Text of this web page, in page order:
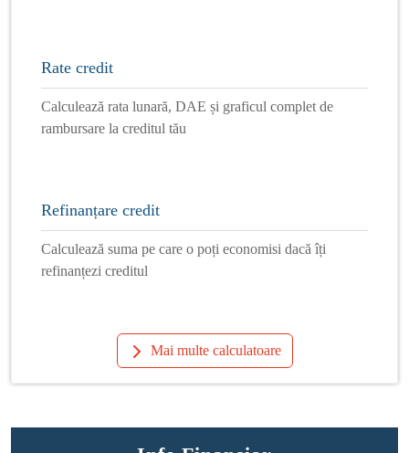
Rate credit
Calculează rata lunară, DAE și graficul complet de
rambursare la creditul tău
Refinanțare credit
Calculează suma pe care o poți economisi dacă îți
refinanțezi creditul
Mai multe calculatoare